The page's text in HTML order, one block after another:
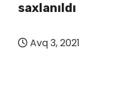
saxlanıldı
Avq 3, 2021